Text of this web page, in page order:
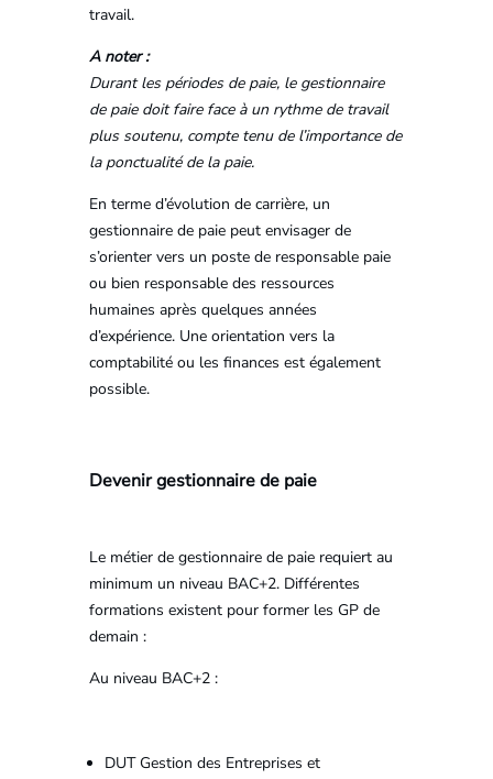
travail.
A noter :
Durant les périodes de paie, le gestionnaire
de paie doit faire face à un rythme de travail
plus soutenu, compte tenu de l’importance de
la ponctualité de la paie.
En terme d’évolution de carrière, un
gestionnaire de paie peut envisager de
s’orienter vers un poste de responsable paie
ou bien responsable des ressources
humaines après quelques années
d’expérience. Une orientation vers la
comptabilité ou les finances est également
possible.
Devenir gestionnaire de paie
Le métier de gestionnaire de paie requiert au
minimum un niveau BAC+2. Différentes
formations existent pour former les GP de
demain :
Au niveau BAC+2 :
DUT Gestion des Entreprises et